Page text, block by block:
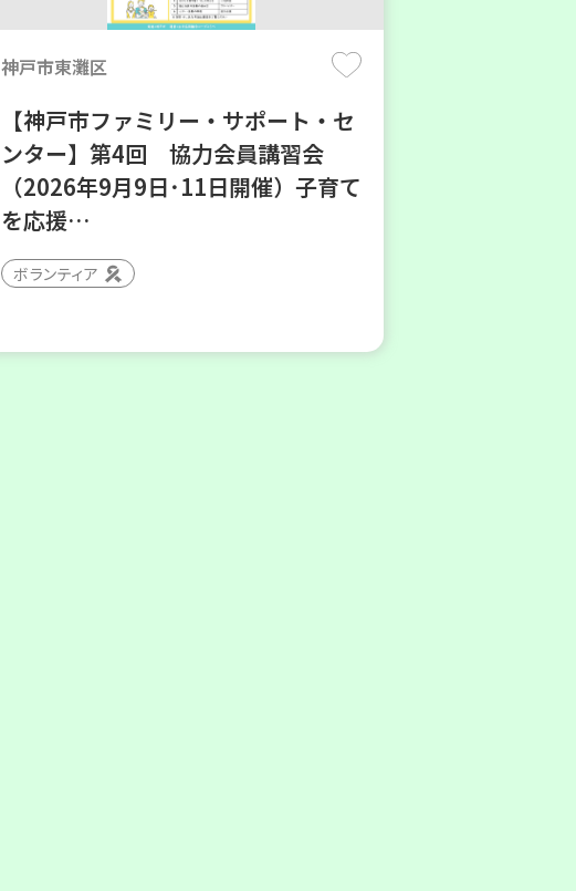
神戸市東灘区
【神戸市ファミリー・サポート・セ
ンター】第4回 協力会員講習会
（2026年9月9日･11日開催）子育て
を応援…
ボランティア